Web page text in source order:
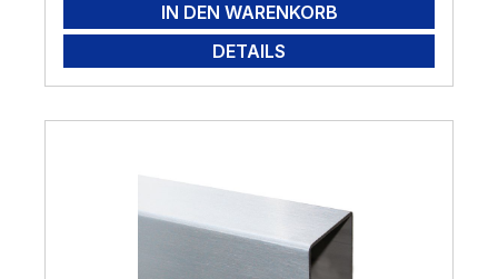
IN DEN WARENKORB
DETAILS